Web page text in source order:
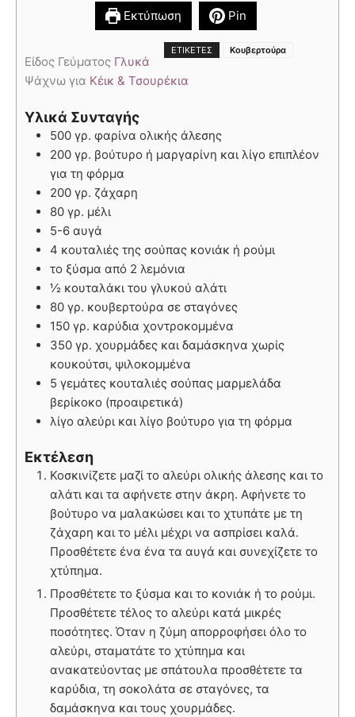
Εκτύπωση Pin
Είδος Γεύματος Γλυκά
ΕΤΙΚΈΤΕΣ Κουβερτούρα
Ψάχνω για Κέικ & Τσουρέκια
Υλικά Συνταγής
500 γρ. φαρίνα ολικής άλεσης
200 γρ. βούτυρο ή μαργαρίνη και λίγο επιπλέον
για τη φόρμα
200 γρ. ζάχαρη
80 γρ. μέλι
5-6 αυγά
4 κουταλιές της σούπας κονιάκ ή ρούμι
το ξύσμα από 2 λεμόνια
½ κουταλάκι του γλυκού αλάτι
80 γρ. κουβερτούρα σε σταγόνες
150 γρ. καρύδια χοντροκομμένα
350 γρ. χουρμάδες και δαμάσκηνα χωρίς
κουκούτσι, ψιλοκομμένα
5 γεμάτες κουταλιές σούπας μαρμελάδα
βερίκοκο (προαιρετικά)
λίγο αλεύρι και λίγο βούτυρο για τη φόρμα
Εκτέλεση
Κοσκινίζετε μαζί το αλεύρι ολικής άλεσης και το
αλάτι και τα αφήνετε στην άκρη. Αφήνετε το
βούτυρο να μαλακώσει και το χτυπάτε με τη
ζάχαρη και το μέλι μέχρι να ασπρίσει καλά.
Προσθέτετε ένα ένα τα αυγά και συνεχίζετε το
χτύπημα.
Προσθέτετε το ξύσμα και το κονιάκ ή το ρούμι.
Προσθέτετε τέλος το αλεύρι κατά μικρές
ποσότητες. Όταν η ζύμη απορροφήσει όλο το
αλεύρι, σταματάτε το χτύπημα και
ανακατεύοντας με σπάτουλα προσθέτετε τα
καρύδια, τη σοκολάτα σε σταγόνες, τα
δαμάσκηνα και τους χουρμάδες.